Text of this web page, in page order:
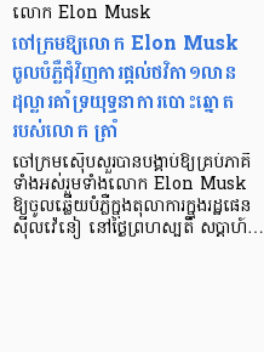
លោក Elon Musk
ចៅក្រមឱ្យលោក Elon Musk
ចូលបំភ្លឺជុំវិញការផ្តល់ថវិកា១លាន
ដុល្លារគាំទ្រយុទ្ធនាការបោះឆ្នោត
របស់លោក ត្រាំ
ចៅក្រមស៊ើបសួរបានបង្គាប់ឱ្យគ្រប់ភាគី
ទាំងអស់រួមទាំងលោក Elon Musk
ឱ្យចូលឆ្លើយបំភ្លឺក្នុងតុលាការក្នុងរដ្ឋផេន
ស៊ីលវ៉េនៀ នៅថ្ងៃព្រហស្បតិ៍ សប្តាហ៍…